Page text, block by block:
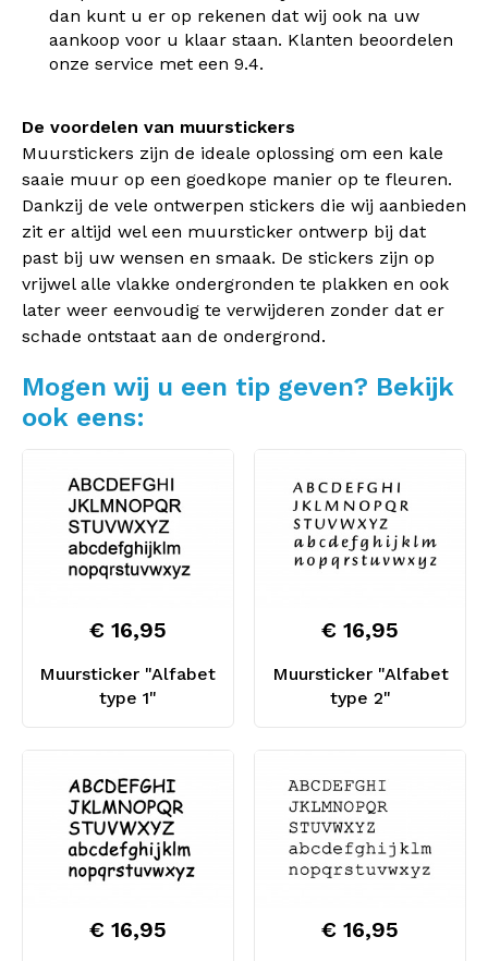
dan kunt u er op rekenen dat wij ook na uw
aankoop voor u klaar staan. Klanten beoordelen
onze service met een 9.4.
De voordelen van muurstickers
Muurstickers zijn de ideale oplossing om een kale
saaie muur op een goedkope manier op te fleuren.
Dankzij de vele ontwerpen stickers die wij aanbieden
zit er altijd wel een muursticker ontwerp bij dat
past bij uw wensen en smaak. De stickers zijn op
vrijwel alle vlakke ondergronden te plakken en ook
later weer eenvoudig te verwijderen zonder dat er
schade ontstaat aan de ondergrond.
Mogen wij u een tip geven? Bekijk
ook eens:
Muursticker "Alfabet
type 1"
€ 16,95
Muursticker "Alfabet
type 2"
€ 16,95
€ 16,95 € 16,95